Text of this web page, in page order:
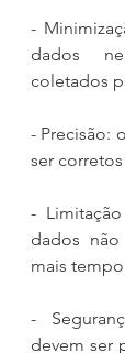
-
dados
coletados
- Precisão:
ser
-
dados
mais
-
devem ser